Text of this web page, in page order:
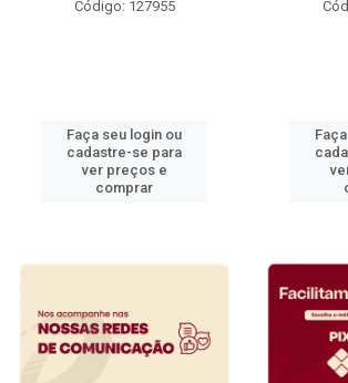
Código: 127955
Faça seu login ou
cadastre-se para
ver preços e
comprar